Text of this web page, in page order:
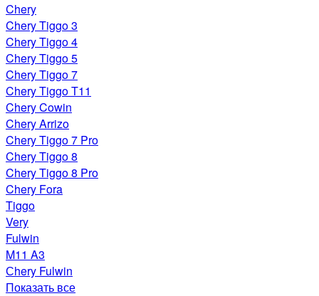
Chery
Chery Tiggo 3
Chery Tiggo 4
Chery Tiggo 5
Chery Tiggo 7
Chery Tiggo T11
Chery Cowin
Chery Arrizo
Chery Tiggo 7 Pro
Chery Tiggo 8
Chery Tiggo 8 Pro
Chery Fora
Tiggo
Very
Fulwin
M11 A3
Сhery Fulwin
Показать все